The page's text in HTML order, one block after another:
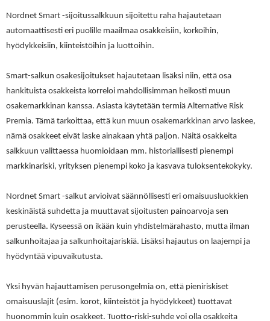
Nordnet Smart -sijoitussalkkuun sijoitettu raha hajautetaan
automaattisesti eri puolille maailmaa osakkeisiin, korkoihin,
hyödykkeisiin, kiinteistöihin ja luottoihin.
Smart-salkun osakesijoitukset hajautetaan lisäksi niin, että osa
hankituista osakkeista korreloi mahdollisimman heikosti muun
osakemarkkinan kanssa. Asiasta käytetään termiä Alternative Risk
Premia. Tämä tarkoittaa, että kun muun osakemarkkinan arvo laskee,
nämä osakkeet eivät laske ainakaan yhtä paljon. Näitä osakkeita
salkkuun valittaessa huomioidaan mm. historiallisesti pienempi
markkinariski, yrityksen pienempi koko ja kasvava tuloksentekokyky.
Nordnet Smart -salkut arvioivat säännöllisesti eri omaisuusluokkien
keskinäistä suhdetta ja muuttavat sijoitusten painoarvoja sen
perusteella. Kyseessä on ikään kuin yhdistelmärahasto, mutta ilman
salkunhoitajaa ja salkunhoitajariskiä. Lisäksi hajautus on laajempi ja
hyödyntää vipuvaikutusta.
Yksi hyvän hajauttamisen perusongelmia on, että pieniriskiset
omaisuuslajit (esim. korot, kiinteistöt ja hyödykkeet) tuottavat
huonommin kuin osakkeet. Tuotto-riski-suhde voi olla osakkeita